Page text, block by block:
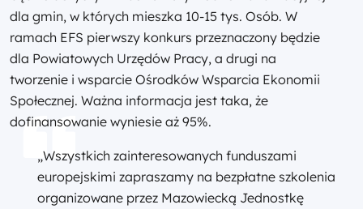
dla gmin, w których mieszka 10-15 tys. Osób. W
ramach EFS pierwszy konkurs przeznaczony będzie
dla Powiatowych Urzędów Pracy, a drugi na
tworzenie i wsparcie Ośrodków Wsparcia Ekonomii
Społecznej. Ważna informacja jest taka, że
dofinansowanie wyniesie aż 95%.
„Wszystkich zainteresowanych funduszami
europejskimi zapraszamy na bezpłatne szkolenia
organizowane przez Mazowiecką Jednostkę